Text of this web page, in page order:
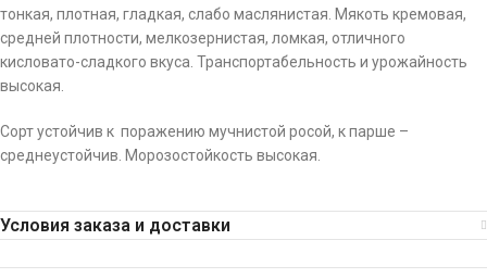
тонкая, плотная, гладкая, слабо маслянистая. Мякоть кремовая,
средней плотности, мелкозернистая, ломкая, отличного
кисловато-сладкого вкуса. Транспортабельность и урожайность
высокая.
Сорт устойчив к поражению мучнистой росой, к парше –
среднеустойчив. Морозостойкость высокая.
Условия заказа и доставки